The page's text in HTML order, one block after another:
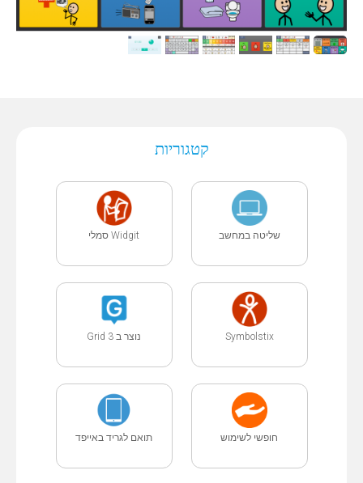
קטגוריות
שליטה במחשב Widgit סמלי
Symbolstix נוצר ב Grid 3
חופשי לשימוש תואם לגריד באייפד